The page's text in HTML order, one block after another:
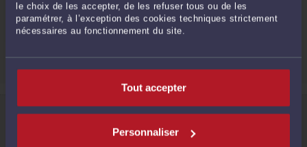
le choix de les accepter, de les refuser tous ou de les
paramétrer, à l’exception des cookies techniques strictement
nécessaires au fonctionnement du site.
Tout accepter
Personnaliser
CONTINUER
Informations relatives à la protection de vos données
met en œuvre un traitement de données caractère personnel en vue de la création de votre compte
pour pouvoir accéder aux services proposés par la plateforme et bénéficier de ces derniers.